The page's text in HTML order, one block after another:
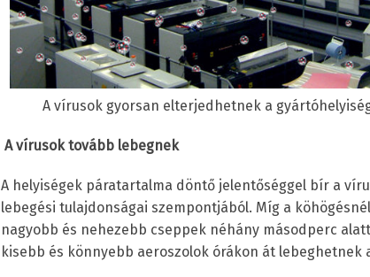
A vírusok gyorsan elterjedhetnek a
A vírusok tovább lebegnek
A helyiségek páratartalma döntő jelentőséggel bír a
lebegési tulajdonságai szempontjából. Míg a
nagyobb és nehezebb cseppek néhány másodperc
kisebb és könnyebb aeroszolok órákon át lebeghetnek